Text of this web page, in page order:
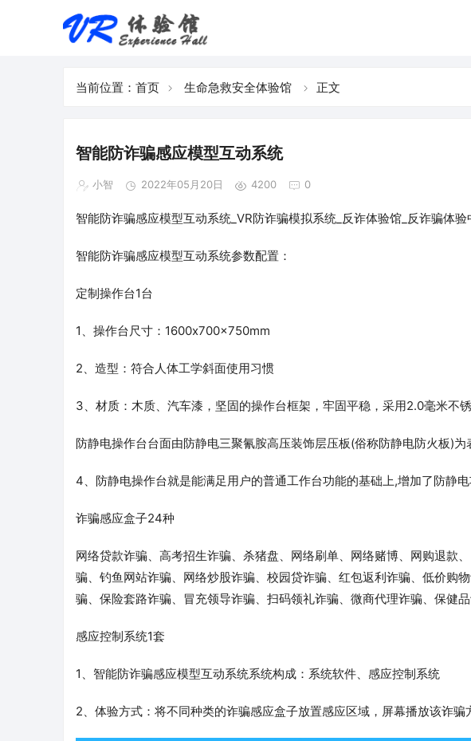
当前位置： 首页 生命急救安全体验馆 正文
智能防诈骗感应模型互动系统
小智 2022年05月20日 4200 0
智能防诈骗感应模型互动系统_VR防诈骗模拟系统_反诈体验馆_反诈骗体验
智能防诈骗感应模型互动系统参数配置：
定制操作台1台
1、操作台尺寸：1600x700x750mm
2、造型：符合人体工学斜面使用习惯
3、材质：木质、汽车漆，坚固的操作台框架，牢固平稳，采用2.0毫米不
防静电操作台台面由防静电三聚氰胺高压装饰层压板(俗称防静电防火板)为
4、防静电操作台就是能满足用户的普通工作台功能的基础上,增加了防静电
诈骗感应盒子24种
网络贷款诈骗、高考招生诈骗、杀猪盘、网络刷单、网络赌博、网购退款
骗、钓鱼网站诈骗、网络炒股诈骗、校园贷诈骗、红包返利诈骗、低价购
骗、保险套路诈骗、冒充领导诈骗、扫码领礼诈骗、微商代理诈骗、保健
感应控制系统1套
1、智能防诈骗感应模型互动系统系统构成：系统软件、感应控制系统
2、体验方式：将不同种类的诈骗感应盒子放置感应区域，屏幕播放该诈骗